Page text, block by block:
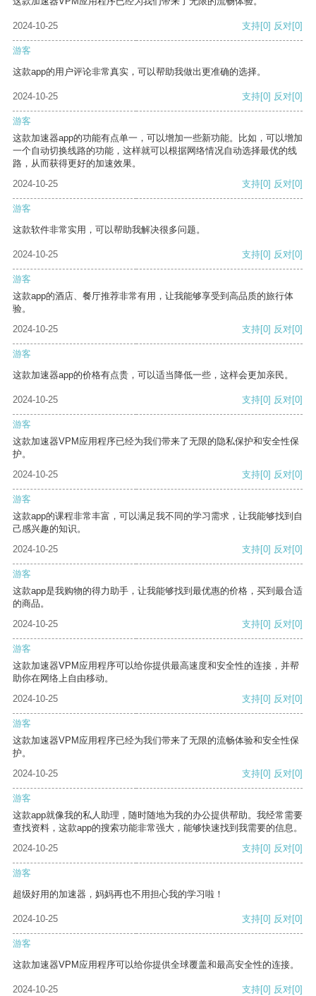
2024-10-25 支持[0] 反对[0]
游客
这款app的用户评论非常真实，可以帮助我做出更准确的选择。
2024-10-25 支持[0] 反对[0]
游客
这款加速器app的功能有点单一，可以增加一些新功能。比如，可以增加
一个自动切换线路的功能，这样就可以根据网络情况自动选择最优的线
路，从而获得更好的加速效果。
2024-10-25
支持[0] 反对[0]
游客
这款软件非常实用，可以帮助我解决很多问题。
2024-10-25 支持[0] 反对[0]
游客
这款app的酒店、餐厅推荐非常有用，让我能够享受到高品质的旅行体
验。
2024-10-25
支持[0] 反对[0]
游客
这款加速器app的价格有点贵，可以适当降低一些，这样会更加亲民。
2024-10-25 支持[0] 反对[0]
游客
这款加速器VPM应用程序已经为我们带来了无限的隐私保护和安全性保
护。
2024-10-25
支持[0] 反对[0]
游客
这款app的课程非常丰富，可以满足我不同的学习需求，让我能够找到自
己感兴趣的知识。
2024-10-25
支持[0] 反对[0]
游客
这款app是我购物的得力助手，让我能够找到最优惠的价格，买到最合适
的商品。
2024-10-25
支持[0] 反对[0]
游客
这款加速器VPM应用程序可以给你提供最高速度和安全性的连接，并帮
助你在网络上自由移动。
2024-10-25
支持[0] 反对[0]
游客
这款加速器VPM应用程序已经为我们带来了无限的流畅体验和安全性保
护。
2024-10-25
支持[0] 反对[0]
游客
这款app就像我的私人助理，随时随地为我的办公提供帮助。我经常需要
查找资料，这款app的搜索功能非常强大，能够快速找到我需要的信息。
2024-10-25
支持[0] 反对[0]
游客
超级好用的加速器，妈妈再也不用担心我的学习啦！
2024-10-25 支持[0] 反对[0]
游客
这款加速器VPM应用程序可以给你提供全球覆盖和最高安全性的连接。
2024-10-25 支持[0] 反对[0]